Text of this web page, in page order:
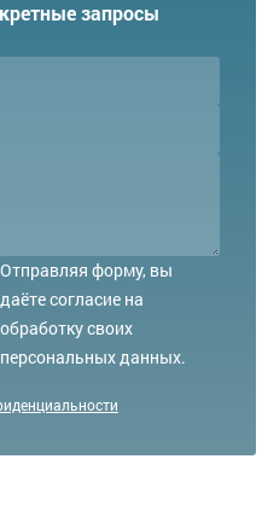
запросы
Отправляя форму, вы
даёте согласие на
обработку своих
персональных данных.